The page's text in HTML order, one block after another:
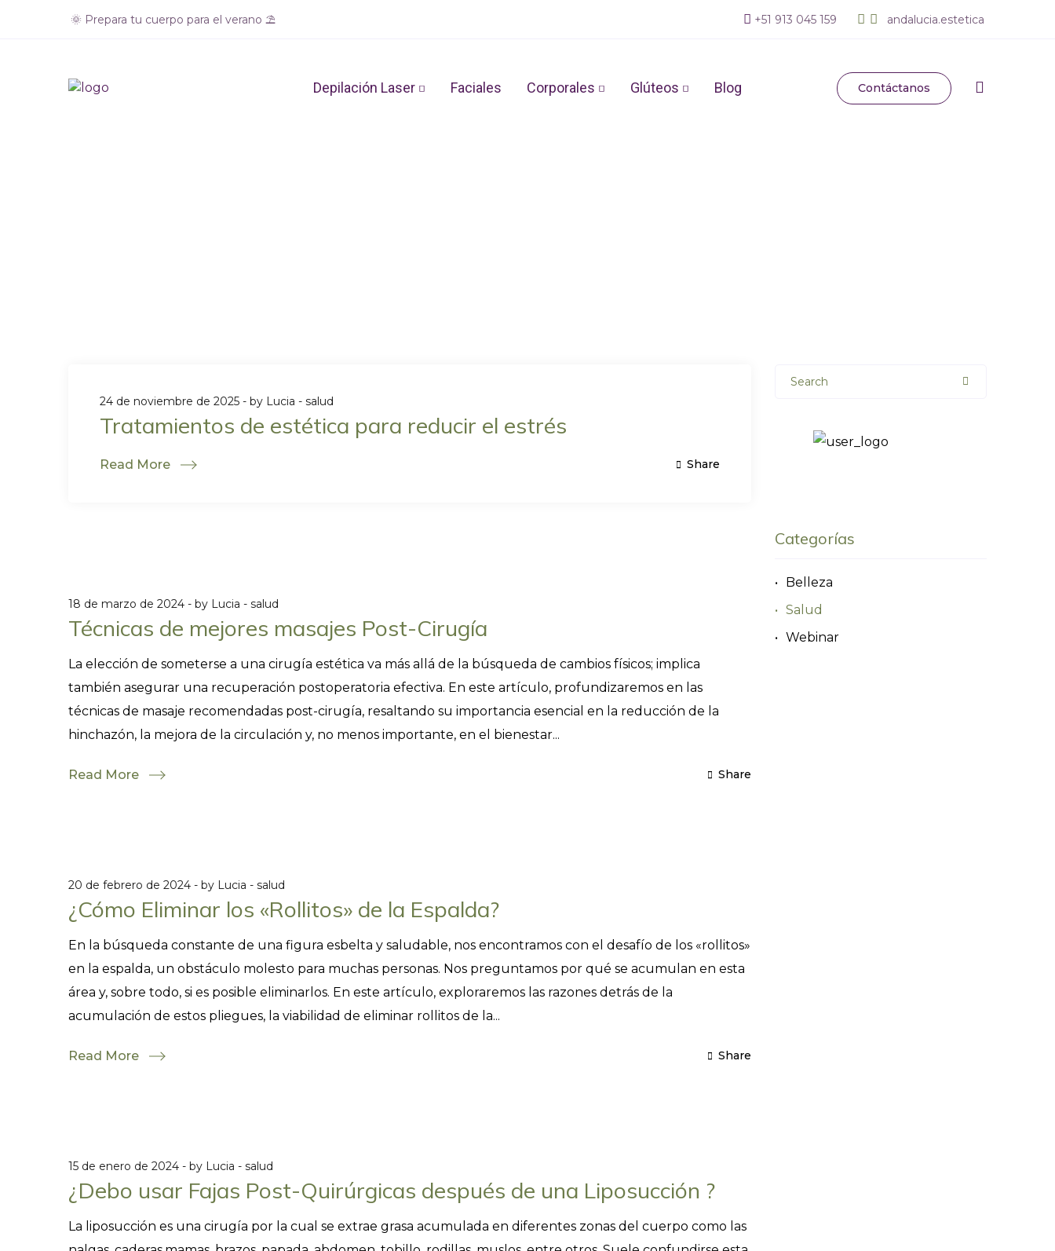
🌞 Prepara tu cuerpo para el verano ⛱️ +51 913 045 159 andalucia.estetica
Depilación Laser Faciales Corporales Glúteos Blog Contáctanos
24 de noviembre de 2025 by Lucia salud
Tratamientos de estética para reducir el estrés
Read More Share
18 de marzo de 2024 by Lucia salud
Técnicas de mejores masajes Post-Cirugía
La elección de someterse a una cirugía estética va más allá de la búsqueda de cambios físicos; implica
también asegurar una recuperación postoperatoria efectiva. En este artículo, profundizaremos en las
técnicas de masaje recomendadas post-cirugía, resaltando su importancia esencial en la reducción de la
hinchazón, la mejora de la circulación y, no menos importante, en el bienestar...
Read More Share
20 de febrero de 2024 by Lucia salud
¿Cómo Eliminar los «Rollitos» de la Espalda?
En la búsqueda constante de una figura esbelta y saludable, nos encontramos con el desafío de los «rollitos»
en la espalda, un obstáculo molesto para muchas personas. Nos preguntamos por qué se acumulan en esta
área y, sobre todo, si es posible eliminarlos. En este artículo, exploraremos las razones detrás de la
acumulación de estos pliegues, la viabilidad de eliminar rollitos de la...
Read More Share
15 de enero de 2024 by Lucia salud
¿Debo usar Fajas Post-Quirúrgicas después de una Liposucción ?
La liposucción es una cirugía por la cual se extrae grasa acumulada en diferentes zonas del cuerpo como las
Search
Categorías
Belleza
Salud
Webinar